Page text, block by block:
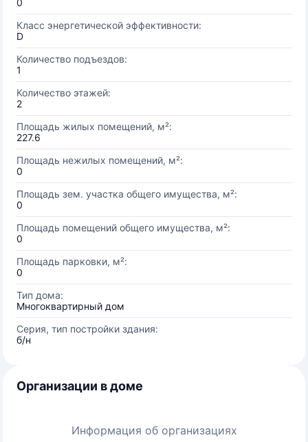
0
Класс энергетической эффективности:
D
Количество подъездов:
1
Количество этажей:
2
Площадь жилых помещений, м²:
227.6
Площадь нежилых помещений, м²:
0
Площадь зем. участка общего имущества, м²:
0
Площадь помещений общего имущества, м²:
0
Площадь парковки, м²:
0
Тип дома:
Многоквартирный дом
Серия, тип постройки здания:
б/н
Организации в доме
Информация об организациях